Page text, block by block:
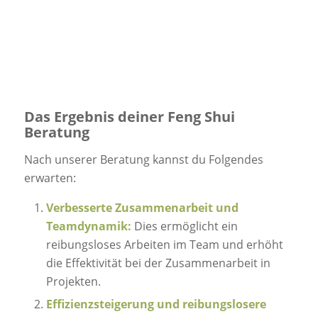
Das Ergebnis deiner Feng Shui
Beratung
Nach unserer Beratung kannst du Folgendes
erwarten:
Verbesserte Zusammenarbeit und
Teamdynamik: Dies ermöglicht ein
reibungsloses Arbeiten im Team und erhöht
die Effektivität bei der Zusammenarbeit in
Projekten.
Effizienzsteigerung und reibungslosere